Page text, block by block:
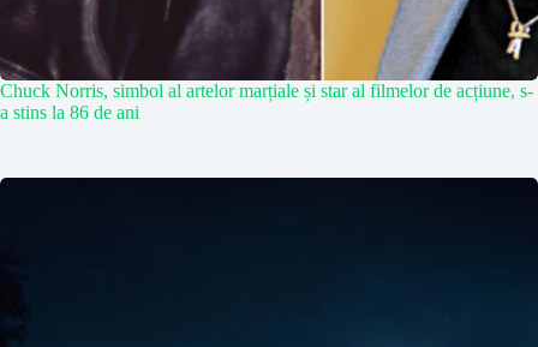
Chuck Norris, simbol al artelor marțiale și star al filmelor de acțiune, s-
a stins la 86 de ani